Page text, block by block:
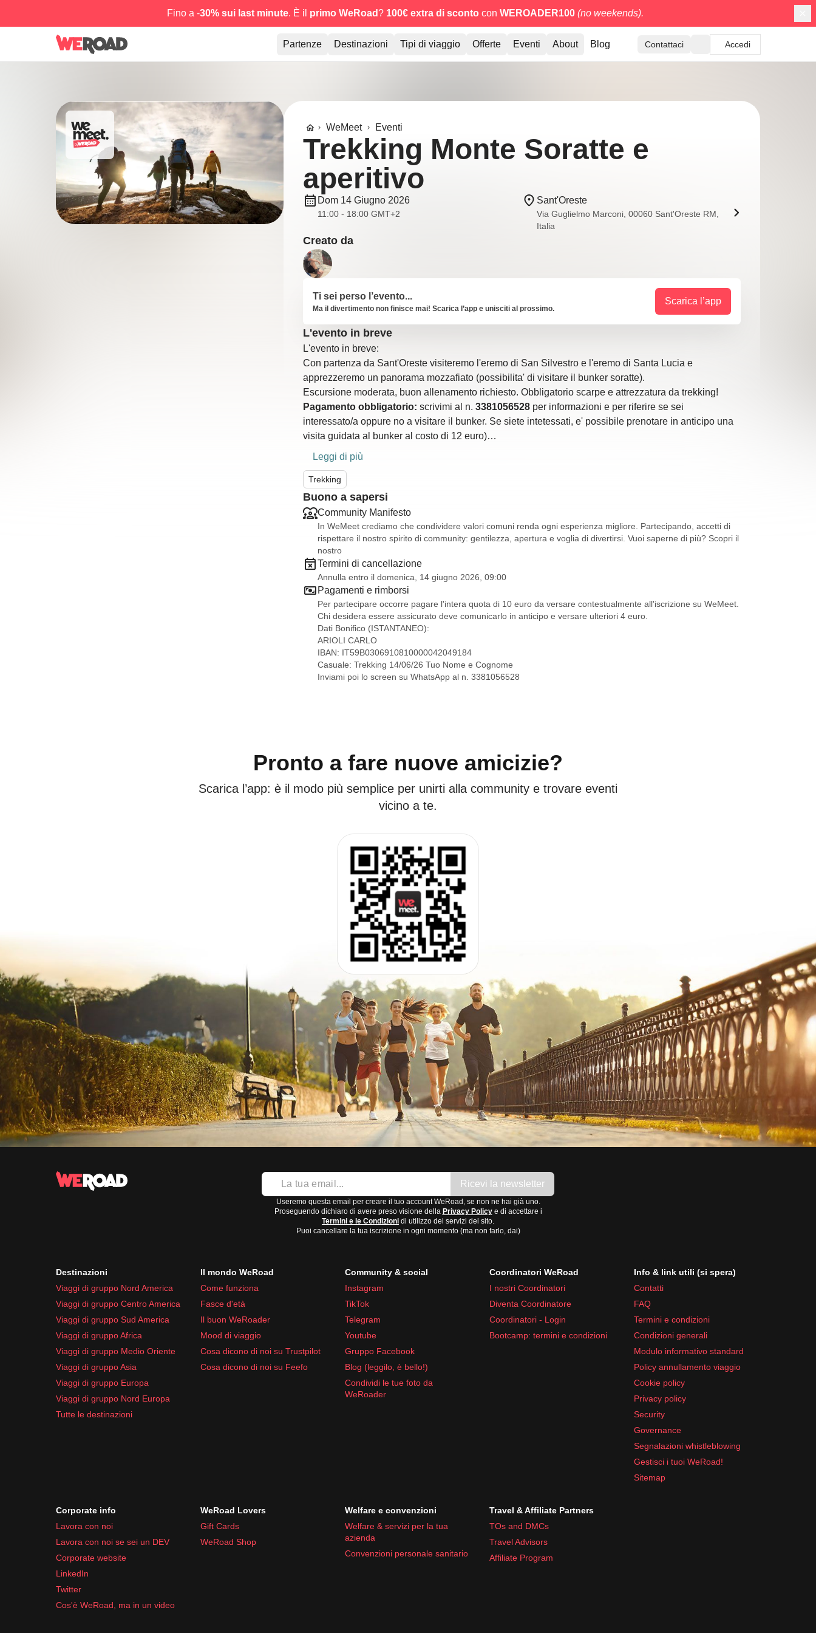
Fino a -30% sui last minute. È il primo WeRoad? 100€ extra di scontocon WEROADER100 (no weekends).
Partenze Destinazioni Tipi di viaggio Offerte Eventi About Blog Contattaci Accedi
WeMeet Eventi
Trekking Monte Soratte e
aperitivo
Dom 14 Giugno 2026
11:00 - 18:00 GMT+2
Sant'Oreste
Via Guglielmo Marconi, 00060 Sant'Oreste RM,
Italia
Creato da
Ti sei perso l’evento...
Ma il divertimento non finisce mai! Scarica l’app e unisciti al prossimo.
Scarica l’app
L'evento in breve
L'evento in breve:
Con partenza da Sant'Oreste visiteremo l'eremo di San Silvestro e l'eremo di Santa Lucia e
apprezzeremo un panorama mozzafiato (possibilita' di visitare il bunker soratte).
Escursione moderata, buon allenamento richiesto. Obbligatorio scarpe e attrezzatura da trekking!
Pagamento obbligatorio: scrivimi al n. 3381056528 per informazioni e per riferire se sei
interessato/a oppure no a visitare il bunker. Se siete intetessati, e' possibile prenotare in anticipo una
visita guidata al bunker al costo di 12 euro)
Dettagli:
Luogo di ritrovo:
Percorso
Dislivello: circa 400 m
Difficolta": Escursionistico (E). Escursione di livello intermedio, Buon allenamento richiesto, adatto a
ogni livello di abilita'.
Durata: curca 3 ore. Dislivello: 380 m. Lunghezza: 11 km circa
Costo escursione
Pranzo: al sacco.
Finito il trekking potremmo prendere unaperitivo
In caso di maltempo l'organizzatore si riserva
Leggi di più
Trekking
Buono a sapersi
Community Manifesto
In WeMeet crediamo che condividere valori comuni renda ogni esperienza migliore. Partecipando, accetti di
rispettare il nostro spirito di community: gentilezza, apertura e voglia di divertirsi. Vuoi saperne di più? Scopri il
nostro
Termini di cancellazione
Annulla entro il domenica, 14 giugno 2026, 09:00
Pagamenti e rimborsi
Per partecipare occorre pagare l'intera quota di 10 euro da versare contestualmente all'iscrizione su WeMeet.
Chi desidera essere assicurato deve comunicarlo in anticipo e versare ulteriori 4 euro.
Dati Bonifico (ISTANTANEO):
ARIOLI CARLO
IBAN: IT59B0306910810000042049184
Casuale: Trekking 14/06/26 Tuo Nome e Cognome
Inviami poi lo screen su WhatsApp al n. 3381056528
Pronto a fare nuove amicizie?
Scarica l’app: è il modo più semplice per unirti alla community e trovare eventi
vicino a te.
Ricevi la newsletter
Useremo questa email per creare il tuo account WeRoad, se non ne hai già uno.
Proseguendo dichiaro di avere preso visione della Privacy Policye di accettare i
Termini e le Condizioni di utilizzo dei servizi del sito.
Puoi cancellare la tua iscrizione in ogni momento (ma non farlo, dai)
Destinazioni
Viaggi di gruppo Nord America
Viaggi di gruppo Centro America
Viaggi di gruppo Sud America
Viaggi di gruppo Africa
Viaggi di gruppo Medio Oriente
Viaggi di gruppo Asia
Viaggi di gruppo Europa
Viaggi di gruppo Nord Europa
Tutte le destinazioni
Il mondo WeRoad
Come funziona
Fasce d'età
Il buon WeRoader
Mood di viaggio
Cosa dicono di noi su Trustpilot
Cosa dicono di noi su Feefo
Community & social
Instagram
TikTok
Telegram
Youtube
Gruppo Facebook
Blog (leggilo, è bello!)
Condividi le tue foto da
WeRoader
Coordinatori WeRoad
I nostri Coordinatori
Diventa Coordinatore
Coordinatori - Login
Bootcamp: termini e condizioni
Info & link utili (si spera)
Contatti
FAQ
Termini e condizioni
Condizioni generali
Modulo informativo standard
Policy annullamento viaggio
Cookie policy
Privacy policy
Security
Governance
Segnalazioni whistleblowing
Gestisci i tuoi WeRoad!
Sitemap
Corporate info
Lavora con noi
Lavora con noi se sei un DEV
Corporate website
LinkedIn
Twitter
Cos'è WeRoad, ma in un video
WeRoad Lovers
Gift Cards
WeRoad Shop
Welfare e convenzioni
Welfare & servizi per la tua
azienda
Convenzioni personale sanitario
Travel & Affiliate Partners
TOs and DMCs
Travel Advisors
Affiliate Program